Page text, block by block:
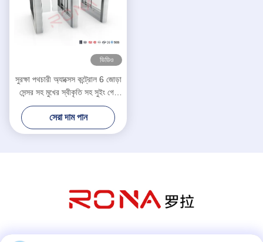
ভিডিও
সুরক্ষা পথচারী অ্যাক্সেস কন্ট্রোল 6 জোড়া
সেন্সর সহ মুখের স্বীকৃতি সহ সুইং গেট
টার্নস্টাইল
সেরা দাম পান